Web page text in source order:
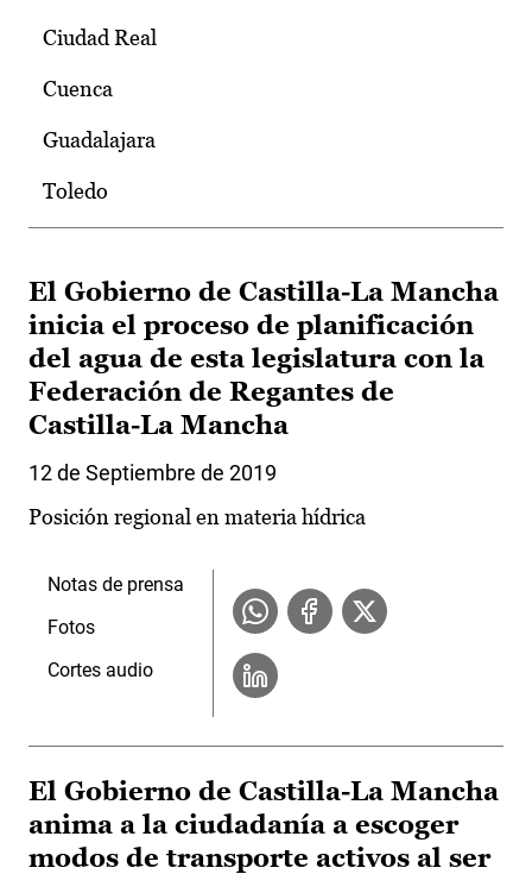
Ciudad Real
Cuenca
Guadalajara
Toledo
El Gobierno de Castilla-La Mancha
inicia el proceso de planificación
del agua de esta legislatura con la
Federación de Regantes de
Castilla-La Mancha
12 de Septiembre de 2019
Posición regional en materia hídrica
Notas de prensa
Fotos
Cortes audio
El Gobierno de Castilla-La Mancha
anima a la ciudadanía a escoger
modos de transporte activos al ser